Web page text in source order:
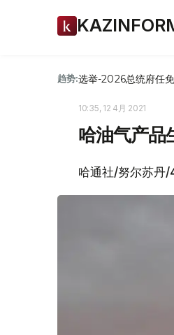
趋势:选举-2026总统府任免
10:35, 12 4月 2021
哈油气产品
哈通社/努尔苏丹/